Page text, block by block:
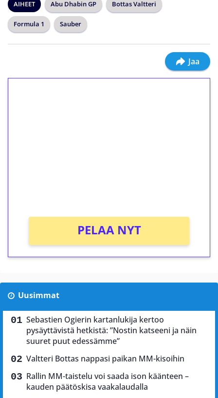
AIHEET Abu Dhabin GP Bottas Valtteri
Formula 1 Sauber
Jaa
PELAA NYT
Uusimmat
Sebastien Ogierin kartanlukija kertoo
pysäyttävistä hetkistä: ”Nostin katseeni ja näin
suuret puut edessämme”
Valtteri Bottas nappasi paikan MM-kisoihin
Rallin MM-taistelu voi saada ison käänteen –
kauden päätöskisa vaakalaudalla